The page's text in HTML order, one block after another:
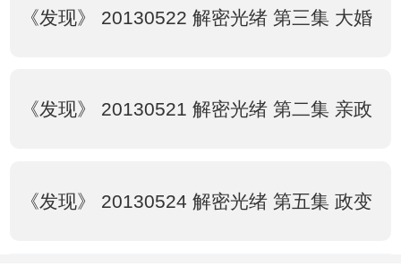
《发现》 20130522 解密光绪 第三集 大婚
《发现》 20130521 解密光绪 第二集 亲政
《发现》 20130524 解密光绪 第五集 政变